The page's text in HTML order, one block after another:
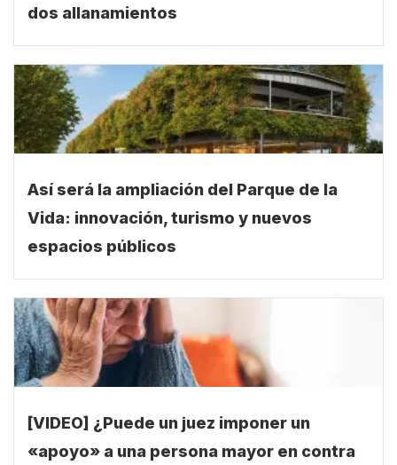
dos allanamientos
Así será la ampliación del Parque de la
Vida: innovación, turismo y nuevos
espacios públicos
[VIDEO] ¿Puede un juez imponer un
«apoyo» a una persona mayor en contra